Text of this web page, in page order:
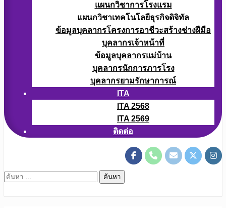
แผนกวิชาการโรงแรม
แผนกวิชาเทคโนโลยีธุรกิจดิจิทัล
ข้อมูลบุคลากรโครงการอาชีวะสร้างช่างฝีมือ
บุคลากรเจ้าหน้าที่
ข้อมูลบุคลากรแม่บ้าน
บุคลากรนักการภารโรง
บุคลากรยามรักษาการณ์
ITA
ITA 2568
ITA 2569
ติดต่อ
ค้นหา